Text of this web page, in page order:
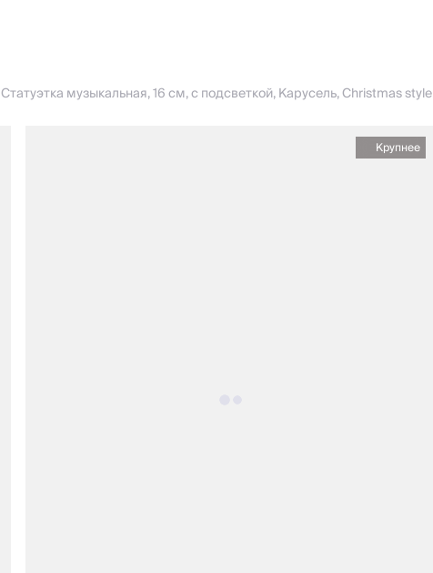
Статуэтка музыкальная, 16 см, с подсветкой, Карусель, Christmas style
Крупнее